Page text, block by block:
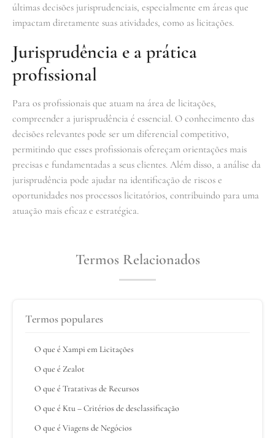
últimas decisões jurisprudenciais, especialmente em áreas que
impactam diretamente suas atividades, como as licitações.
Jurisprudência e a prática
profissional
Para os profissionais que atuam na área de licitações,
compreender a jurisprudência é essencial. O conhecimento das
decisões relevantes pode ser um diferencial competitivo,
permitindo que esses profissionais ofereçam orientações mais
precisas e fundamentadas a seus clientes. Além disso, a análise da
jurisprudência pode ajudar na identificação de riscos e
oportunidades nos processos licitatórios, contribuindo para uma
atuação mais eficaz e estratégica.
Termos Relacionados
Termos populares
O que é Xampi em Licitações
O que é Zealot
O que é Tratativas de Recursos
O que é Ktu – Critérios de desclassificação
O que é Viagens de Negócios